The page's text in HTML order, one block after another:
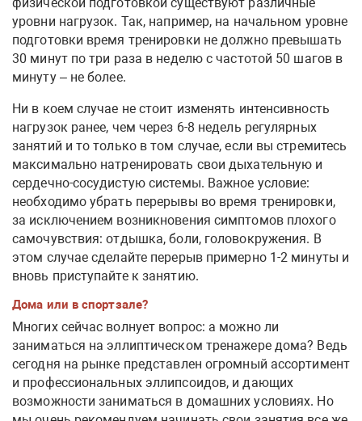
уровни нагрузок. Так, например, на начальном уровне
подготовки время тренировки не должно превышать
30 минут по три раза в неделю с частотой 50 шагов в
минуту – не более.
Ни в коем случае не стоит изменять интенсивность
нагрузок ранее, чем через 6-8 недель регулярных
занятий и то только в том случае, если вы стремитесь
максимально натренировать свои дыхательную и
сердечно-сосудистую системы. Важное условие:
необходимо убрать перерывы во время тренировки,
за исключением возникновения симптомов плохого
самочувствия: отдышка, боли, головокружения. В
этом случае сделайте перерыв примерно 1-2 минуты и
вновь приступайте к занятию.
Дома или в спортзале?
Многих сейчас волнует вопрос: а можно ли
заниматься на эллиптическом тренажере дома? Ведь
сегодня на рынке представлен огромный ассортимент
и профессиональных эллипсоидов, и дающих
возможности заниматься в домашних условиях. Но